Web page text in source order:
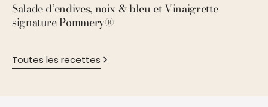
Toutes les recettes
Salade d’endives, noix & bleu et Vinaigrette
signature Pommery®